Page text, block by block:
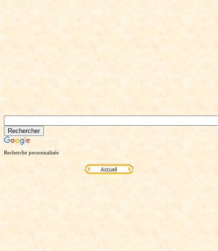
Recherche personnalisée